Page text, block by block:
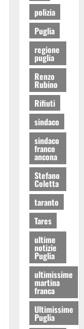
polizia
Puglia
regione
puglia
Renzo
Rubino
Rifiuti
sindaco
sindaco
franco
ancona
Stefano
Coletta
taranto
Tares
ultime
notizie
Puglia
ultimissime
martina
franca
Ultimissime
Puglia